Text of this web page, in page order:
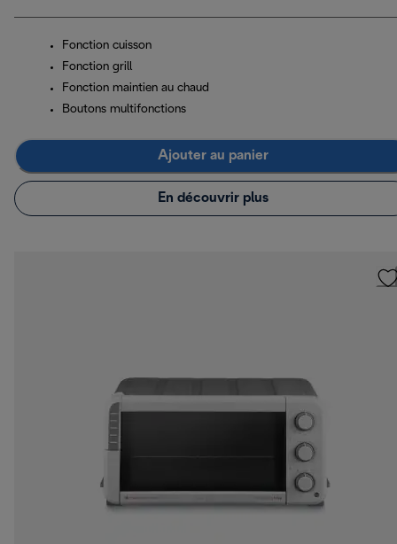
Fonction cuisson
Fonction grill
Fonction maintien au chaud
Boutons multifonctions
Ajouter au panier
En découvrir plus